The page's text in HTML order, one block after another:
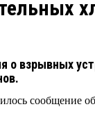
о взрывных
сообщение